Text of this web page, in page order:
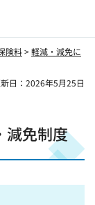
険料>軽減・減免に
日：2026年5月25日
減免制度